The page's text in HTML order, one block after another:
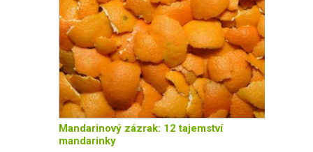
Mandarinový zázrak: 12 tajemství
mandarinky